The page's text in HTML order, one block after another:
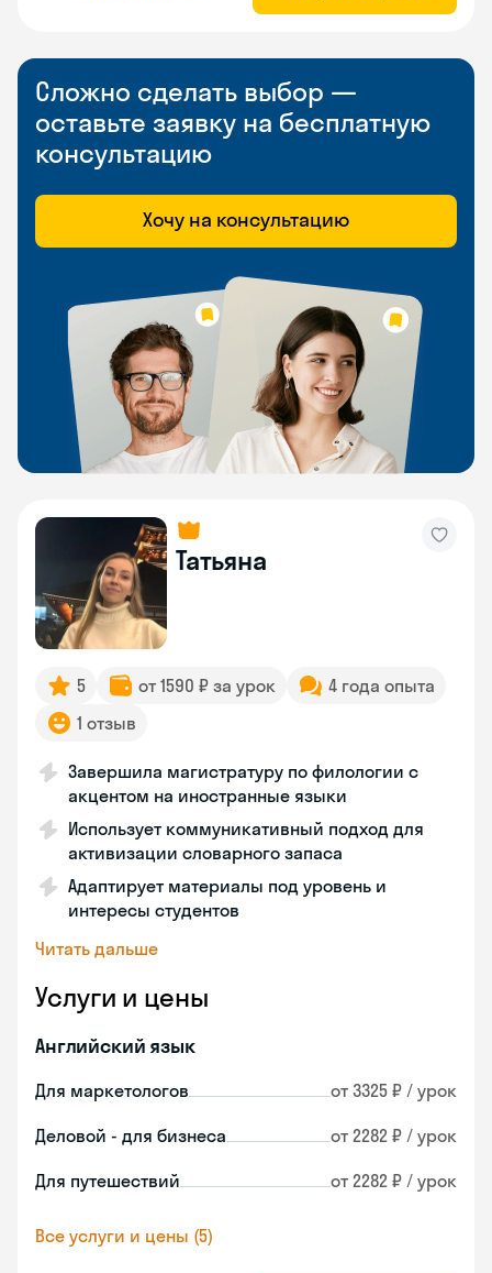
Сложно сделать выбор —
оставьте заявку на бесплатную
консультацию
Хочу на консультацию
Татьяна
5 от 1590 ₽ за урок
4 года опыта
1 отзыв
Завершила магистратуру по филологии с
акцентом на иностранные языки
Использует коммуникативный подход для
активизации словарного запаса
Адаптирует материалы под уровень и
интересы студентов
Читать дальше
Услуги и цены
Английский язык
Для маркетологов от 3325 ₽ / урок
Деловой - для бизнеса от 2282 ₽ / урок
Для путешествий от 2282 ₽ / урок
Все услуги и цены (5)